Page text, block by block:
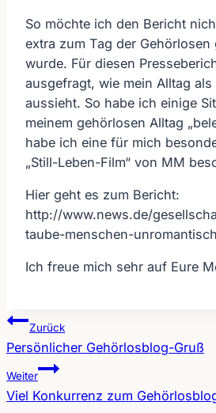
So möchte ich den Bericht
extra zum Tag der Gehörlosen
wurde. Für diesen
ausgefragt, wie mein Alltag als
aussieht. So habe ich einige
meinem gehörlosen Alltag
habe ich eine für mich
„Still-Leben-Film“ von MM
Hier geht es zum Bericht:
http://www.news.de/
taube-menschen-
Ich freue mich sehr auf Eure
Beitragsnavigation
Zurück
Persönlicher Gehörlosblog-Gruß
Weiter
Viel Konkurrenz zum